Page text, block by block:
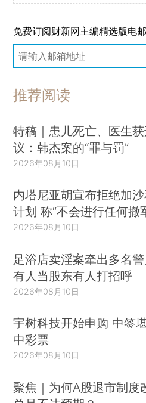
免费订阅财新网主编精选版电邮
推荐阅读
特稿｜患儿死亡、医生
议：韩杰案的“罪与罚”
2026年08月10日
内塔尼亚胡宣布拒绝加
计划 称“不会进行任何撤
2026年08月10日
足浴店卖淫案牵出多名警
有人当股东有人打招呼
2026年08月10日
宇树科技开始申购 中签
中彩票
2026年08月10日
聚焦｜为何A股退市制度